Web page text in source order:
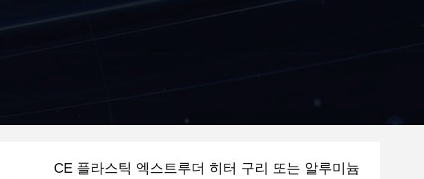
CE 플라스틱 엑스트루더 히터 구리 또는 알루미늄